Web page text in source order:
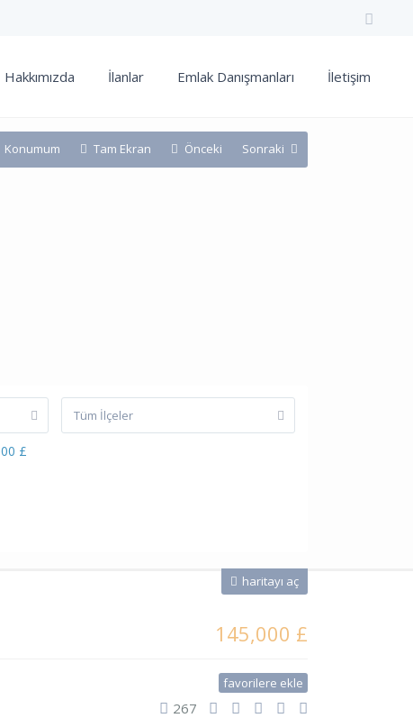
Hakkımızda İlanlar Emlak Danışmanları İletişim
haritayı aç
Konumum Tam Ekran Önceki Sonraki
Tüm İlçeler
£
145,000 £
favorilere ekle
267